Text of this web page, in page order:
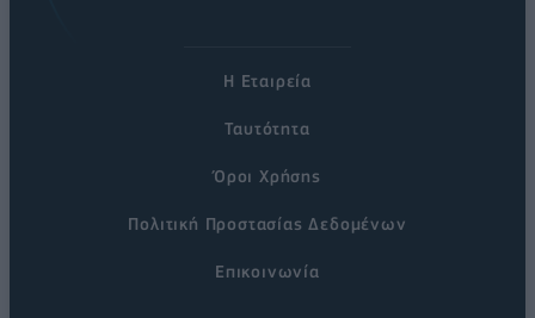
Η Εταιρεία
Ταυτότητα
Όροι Χρήσης
Πολιτική Προστασίας Δεδομένων
Επικοινωνία